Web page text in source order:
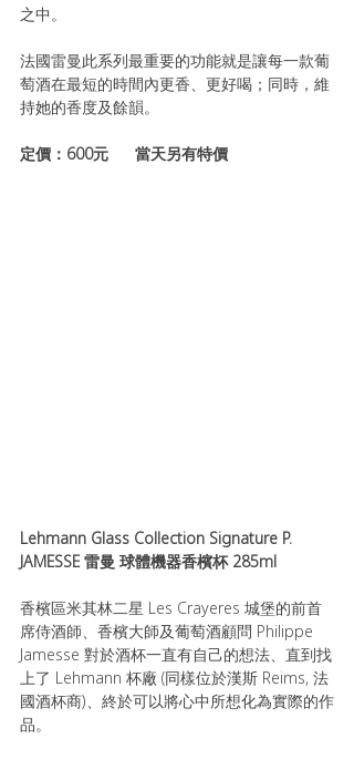
之中。
法國雷曼此系列最重要的功能就是讓每一款葡
萄酒在最短的時間內更香、更好喝；同時，維
持她的香度及餘韻。
定價：600元      當天另有特價
Lehmann Glass Collection Signature P.
JAMESSE 雷曼 球體機器香檳杯 285ml
香檳區米其林二星 Les Crayeres 城堡的前首
席侍酒師、香檳大師及葡萄酒顧問 Philippe
Jamesse 對於酒杯一直有自己的想法、直到找
上了 Lehmann 杯廠 (同樣位於漢斯 Reims, 法
國酒杯商)、終於可以將心中所想化為實際的作
品。